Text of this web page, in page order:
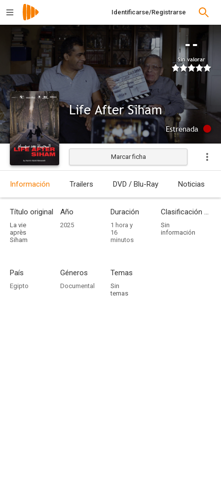
Identificarse/Registrarse
--
Sin valorar
Life After Siham
Estrenada
Marcar ficha
Información Trailers DVD / Blu-Ray Noticias
Título original
La vie
après
Siham
Año
2025
Duración
1 hora y
16
minutos
Clasificación por edades
Sin
información
País
Egipto
Géneros
Documental
Temas
Sin
temas